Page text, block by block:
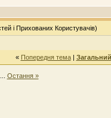
і Прихованих Користувачів)
« Попередня тема|
Остання »